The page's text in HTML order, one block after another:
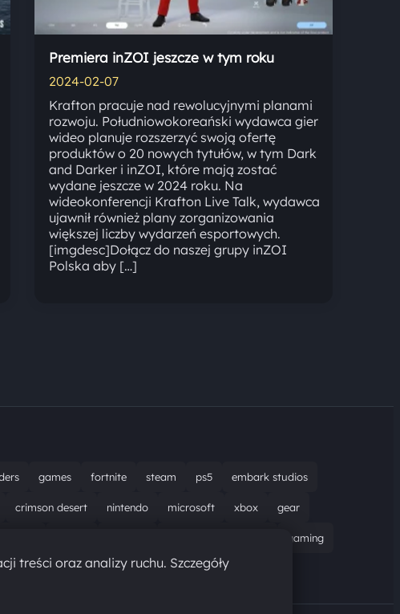
Premiera inZOI jeszcze w tym roku
2024-02-07
Krafton pracuje nad rewolucyjnymi planami
rozwoju. Południowokoreański wydawca gier
wideo planuje rozszerzyć swoją ofertę
produktów o 20 nowych tytułów, w tym Dark
and Darker i inZOI, które mają zostać
wydane jeszcze w 2024 roku. Na
wideokonferencji Krafton Live Talk, wydawca
ujawnił również plany zorganizowania
większej liczby wydarzeń esportowych.
[imgdesc]Dołącz do naszej grupy inZOI
Polska aby […]
games fortnite steam ps5 embark studios
crimson desert nintendo microsoft xbox gear
gaming
treści oraz analizy ruchu. Szczegóły